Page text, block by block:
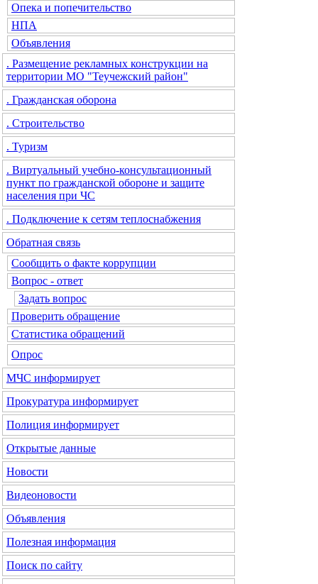
Опека и попечительство
НПА
Объявления
. Размещение рекламных конструкции на
территории МО "Теучежский район"
. Гражданская оборона
. Строительство
. Туризм
. Виртуальный учебно-консультационный
пункт по гражданской обороне и защите
населения при ЧС
. Подключение к сетям теплоснабжения
Обратная связь
Сообщить о факте коррупции
Вопрос - ответ
Задать вопрос
Проверить обращение
Статистика обращений
Опрос
МЧС информирует
Прокуратура информирует
Полиция информирует
Открытые данные
Новости
Видеоновости
Объявления
Полезная информация
Поиск по сайту